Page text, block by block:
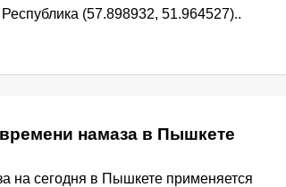
(57.898932, 51.964527)..
намаза в Пышкете
на сегодня в Пышкете применяется